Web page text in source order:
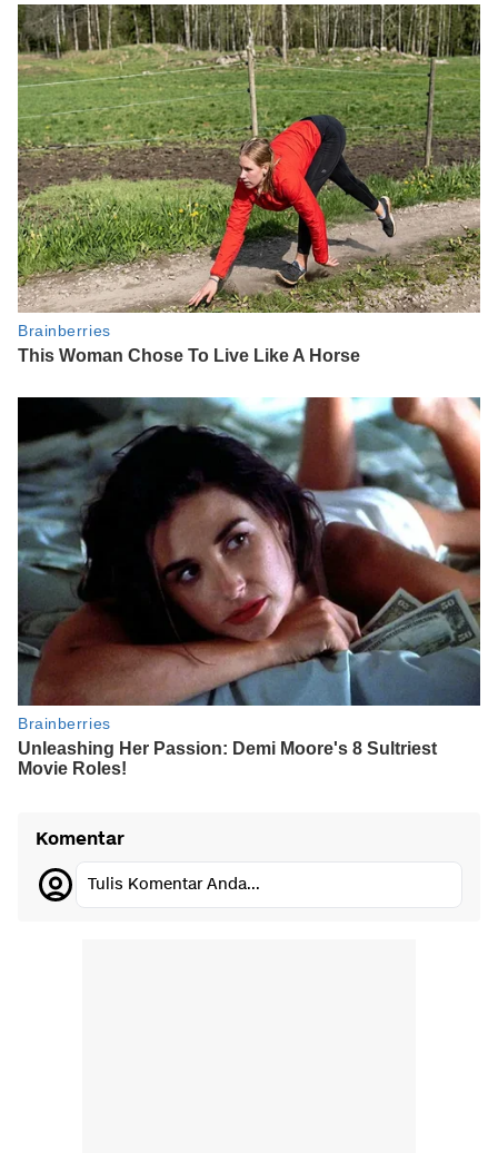
Komentar
Tulis Komentar Anda...